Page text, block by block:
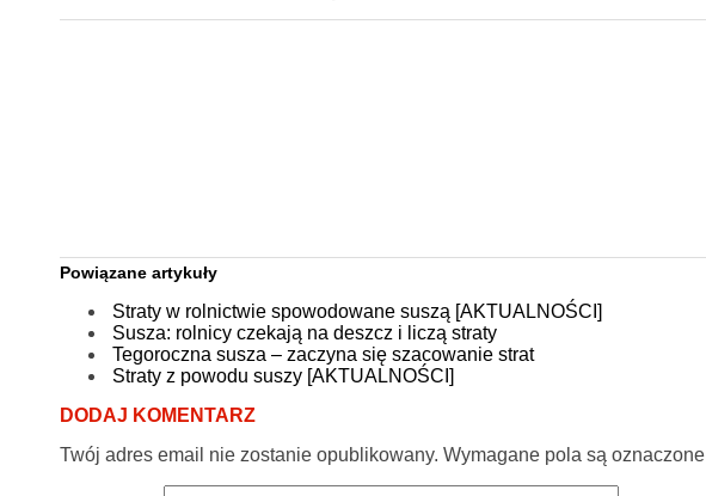
Powiązane artykuły
Straty w rolnictwie spowodowane suszą [AKTUALNOŚCI]
Susza: rolnicy czekają na deszcz i liczą straty
Tegoroczna susza – zaczyna się szacowanie strat
Straty z powodu suszy [AKTUALNOŚCI]
DODAJ KOMENTARZ
Twój adres email nie zostanie opublikowany. Wymagane pola są oznaczone